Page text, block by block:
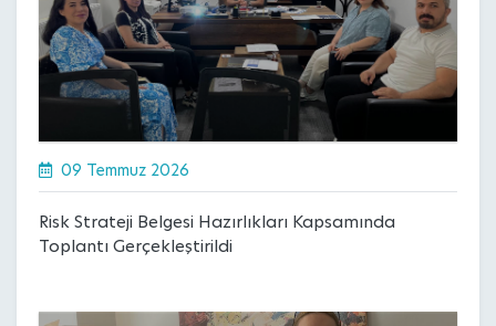
09 Temmuz 2026
Risk Strateji Belgesi Hazırlıkları Kapsamında
Toplantı Gerçekleştirildi